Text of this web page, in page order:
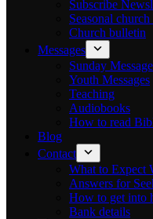
Subscribe
Seasonal
Church bulletin
Messages
Sunday
Youth Messages
Teaching
Audiobooks
How to read
Blog
Contact
What to Expect
Answers for
How to get into
Bank details